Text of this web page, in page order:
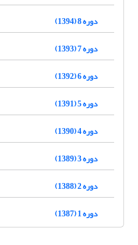
دوره 8 (1394)
دوره 7 (1393)
دوره 6 (1392)
دوره 5 (1391)
دوره 4 (1390)
دوره 3 (1389)
دوره 2 (1388)
دوره 1 (1387)